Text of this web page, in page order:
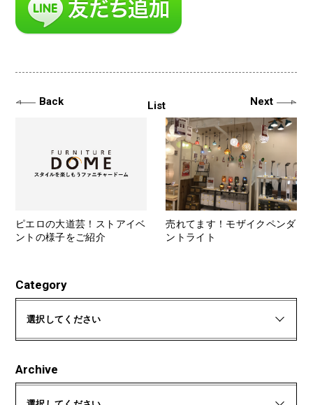
Back
ピエロの大道芸！ストアイベ
ントの様子をご紹介
売れてます！モザイクペンダ
ントライト
Next
List
Category
選択してください
Archive